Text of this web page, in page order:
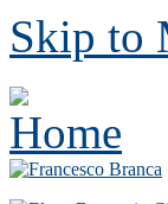
Skip to